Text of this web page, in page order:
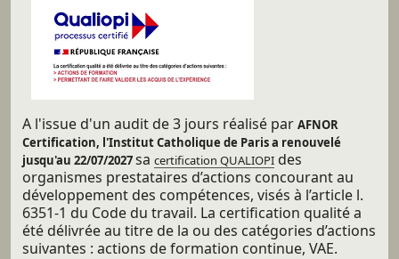
A l'issue d'un audit de 3 jours réalisé par AFNOR
Certification, l'Institut Catholique de Paris a renouvelé
jusqu'au 22/07/2027sa certification QUALIOPIdes
organismes prestataires d’actions concourant au
développement des compétences, visés à l’article l.
6351-1 du Code du travail. La certification qualité a
été délivrée au titre de la ou des catégories d’actions
suivantes : actions de formation continue, VAE.